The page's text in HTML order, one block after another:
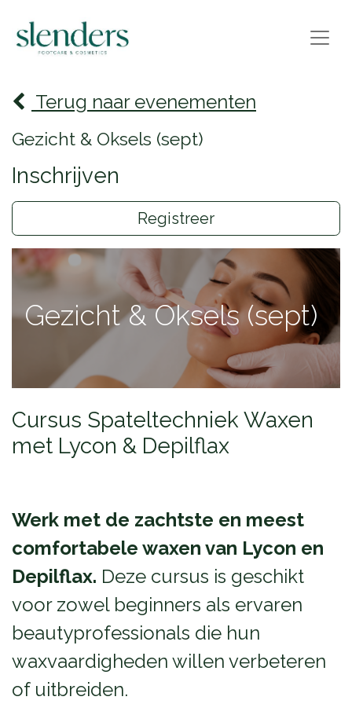
Terug naar evenementen
Gezicht & Oksels (sept)
Inschrijven
Registreer
Gezicht & Oksels (sept)
Cursus Spateltechniek Waxen
met Lycon & Depilflax
Werk met de zachtste en meest
comfortabele waxen van Lycon en
Depilflax. Deze cursus is geschikt
voor zowel beginners als ervaren
beautyprofessionals die hun
waxvaardigheden willen verbeteren
of uitbreiden.